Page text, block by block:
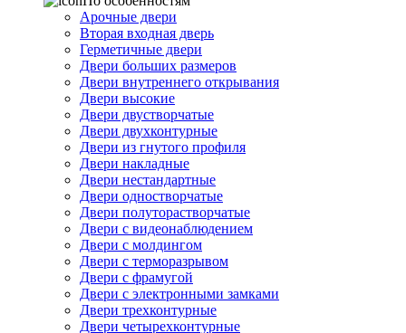
Арочные двери
Вторая входная дверь
Герметичные двери
Двери больших размеров
Двери внутреннего открывания
Двери высокие
Двери двустворчатые
Двери двухконтурные
Двери из гнутого профиля
Двери накладные
Двери нестандартные
Двери одностворчатые
Двери полуторастворчатые
Двери с видеонаблюдением
Двери с молдингом
Двери с терморазрывом
Двери с фрамугой
Двери с электронными замками
Двери трехконтурные
Двери четырехконтурные